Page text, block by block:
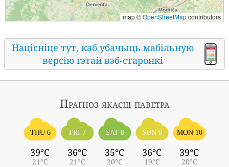
map ©OpenStreetMapcontributors
Націсніце тут, каб убачыць мабільную
версію гэтай вэб-старонкі
Прагноз якасці паветра
THU 6
39°C
21°C
FRI 7
36°C
21°C
SAT 8
35°C
20°C
SUN 9
36°C
19°C
MON 10
39°C
20°C